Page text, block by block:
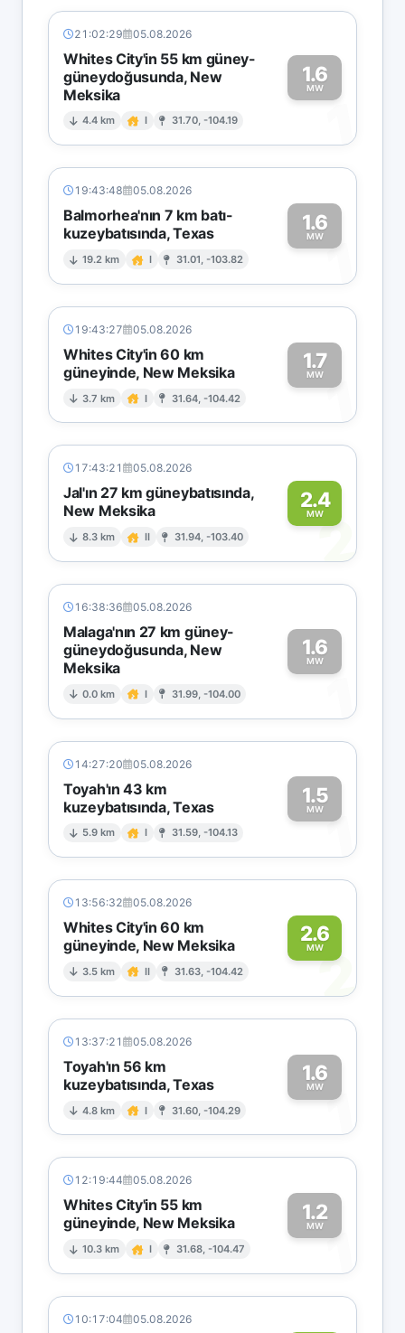
21:02:29 05.08.2026
Whites City'in 55 km güney-
güneydoğusunda, New
Meksika
4.4 km I 31.70, -104.19
1.6
MW
1
19:43:48 05.08.2026
Balmorhea'nın 7 km batı-
kuzeybatısında, Texas
19.2 km I 31.01, -103.82
1.6
MW1
19:43:27 05.08.2026
Whites City'in 60 km
güneyinde, New Meksika
3.7 km I 31.64, -104.42
1.7
MW1
17:43:21 05.08.2026
Jal'ın 27 km güneybatısında,
New Meksika
8.3 km II 31.94, -103.40
2.4
MW2
16:38:36 05.08.2026
Malaga'nın 27 km güney-
güneydoğusunda, New
Meksika
0.0 km I 31.99, -104.00
1.6
MW
1
14:27:20 05.08.2026
Toyah'ın 43 km
kuzeybatısında, Texas
5.9 km I 31.59, -104.13
1.5
MW1
13:56:32 05.08.2026
Whites City'in 60 km
güneyinde, New Meksika
3.5 km II 31.63, -104.42
2.6
MW
2
13:37:21 05.08.2026
Toyah'ın 56 km
kuzeybatısında, Texas
4.8 km I 31.60, -104.29
1.6
MW1
12:19:44 05.08.2026
Whites City'in 55 km
güneyinde, New Meksika
10.3 km I 31.68, -104.47
1.2
MW1
10:17:04 05.08.2026